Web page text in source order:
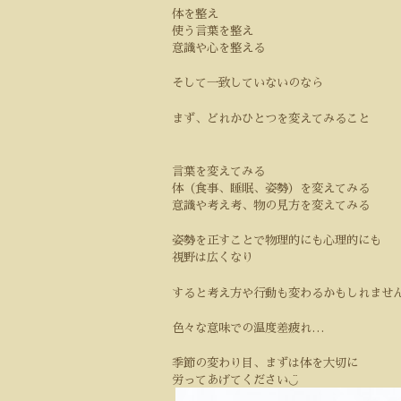
体を整え
使う言葉を整え
意識や心を整える
そして一致していないのなら
まず、どれかひとつを変えてみること
言葉を変えてみる
体（食事、睡眠、姿勢）を変えてみる
意識や考え考、物の見方を変えてみる
姿勢を正すことで物理的にも心理的にも
視野は広くなり
すると考え方や行動も変わるかもしれませ
色々な意味での温度差疲れ …
季節の変わり目、まずは体を大切に
労ってあげてください◡̈